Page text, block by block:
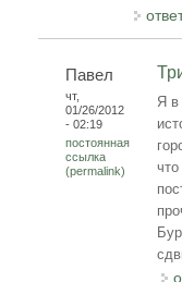
Павел
чт,
01/26/2012
- 02:19
постоянная
ссылка
(permalink)
Я в